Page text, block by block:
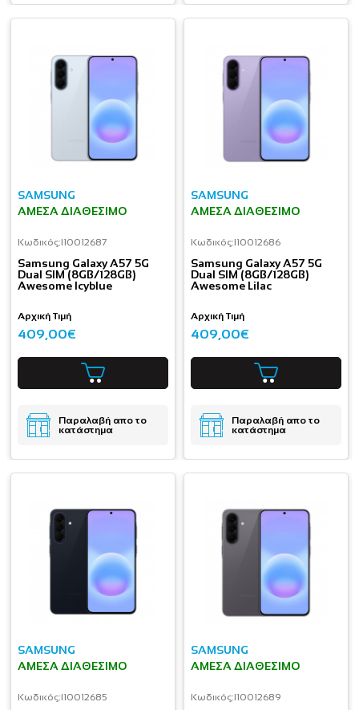
SAMSUNG
ΆΜΕΣΑ ΔΙΑΘΈΣΙΜΟ
Κωδικός:I10012687
Samsung Galaxy A57 5G
Dual SIM (8GB/128GB)
Awesome Icyblue
Αρχική Τιμή
409,00€
Παραλαβή απο το
κατάστημα
SAMSUNG
ΆΜΕΣΑ ΔΙΑΘΈΣΙΜΟ
Κωδικός:I10012686
Samsung Galaxy A57 5G
Dual SIM (8GB/128GB)
Awesome Lilac
Αρχική Τιμή
409,00€
Παραλαβή απο το
κατάστημα
SAMSUNG
ΆΜΕΣΑ ΔΙΑΘΈΣΙΜΟ
Κωδικός:I10012685
SAMSUNG
ΆΜΕΣΑ ΔΙΑΘΈΣΙΜΟ
Κωδικός:I10012689